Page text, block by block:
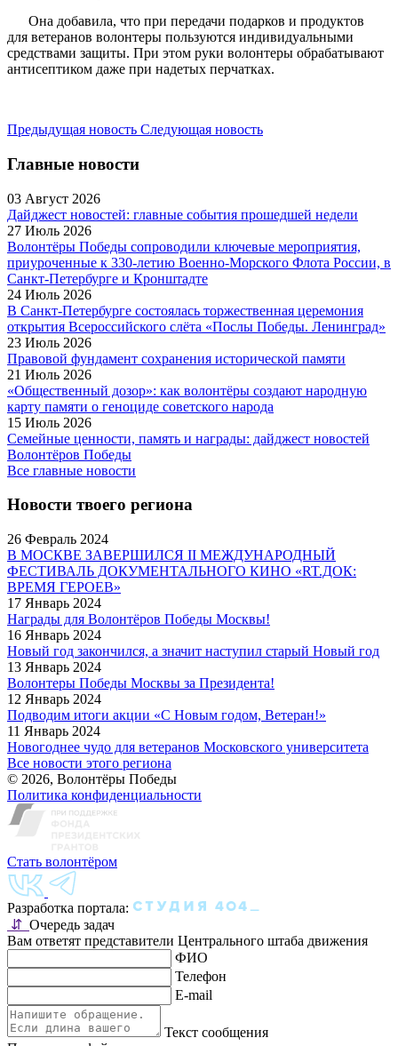
Она добавила, что при передачи подарков и продуктов
для ветеранов волонтеры пользуются индивидуальными
средствами защиты. При этом руки волонтеры обрабатывают
антисептиком даже при надетых перчатках.
Предыдущая новость Следующая новость
Главные новости
03 Август 2026
Дайджест новостей: главные события прошедшей недели
27 Июль 2026
Волонтёры Победы сопроводили ключевые мероприятия,
приуроченные к 330-летию Военно-Морского Флота России, в
Санкт-Петербурге и Кронштадте
24 Июль 2026
В Санкт-Петербурге состоялась торжественная церемония
открытия Всероссийского слёта «Послы Победы. Ленинград»
23 Июль 2026
Правовой фундамент сохранения исторической памяти
21 Июль 2026
«Общественный дозор»: как волонтёры создают народную
карту памяти о геноциде советского народа
15 Июль 2026
Семейные ценности, память и награды: дайджест новостей
Волонтёров Победы
Все главные новости
Новости твоего региона
26 Февраль 2024
В МОСКВЕ ЗАВЕРШИЛСЯ II МЕЖДУНАРОДНЫЙ
ФЕСТИВАЛЬ ДОКУМЕНТАЛЬНОГО КИНО «RT.ДОК:
ВРЕМЯ ГЕРОЕВ»
17 Январь 2024
Награды для Волонтёров Победы Москвы!
16 Январь 2024
Новый год закончился, а значит наступил старый Новый год
13 Январь 2024
Волонтеры Победы Москвы за Президента!
12 Январь 2024
Подводим итоги акции «С Новым годом, Ветеран!»
11 Январь 2024
Новогоднее чудо для ветеранов Московского университета
Все новости этого региона
© 2026, Волонтёры Победы
Политика конфиденциальности
Стать волонтёром
Разработка портала:
⇵ Очередь задач
Вам ответят представители Центрального штаба движения
ФИО
Телефон
E-mail
Текст сообщения